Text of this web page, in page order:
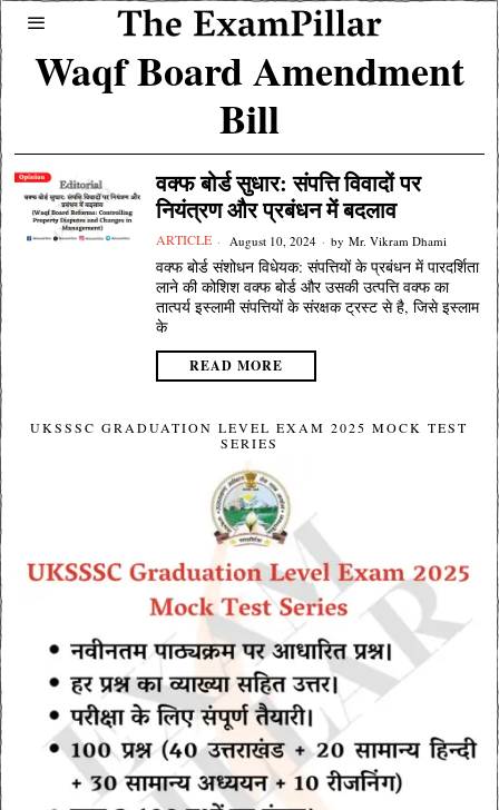
Waqf Board Amendment
Bill
वक्फ बोर्ड सुधार: संपत्ति विवादों पर
नियंत्रण और प्रबंधन में बदलाव
ARTICLE August 10, 2024 by Mr. Vikram Dhami
वक्फ बोर्ड संशोधन विधेयक: संपत्तियों के प्रबंधन में पारदर्शिता
लाने की कोशिश वक्फ बोर्ड और उसकी उत्पत्ति वक्फ का
तात्पर्य इस्लामी संपत्तियों के संरक्षक ट्रस्ट से है, जिसे इस्लाम
के
READ MORE
UKSSSC GRADUATION LEVEL EXAM 2025 MOCK TEST
SERIES